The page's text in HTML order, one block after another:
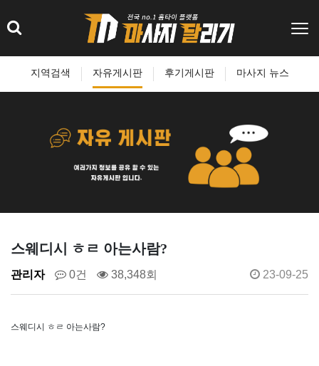
지역검색 자유게시판 후기게시판 마사지 뉴스
스웨디시 ㅎㄹ 아는사람?
관리자 0건 38,348회 23-09-25
스웨디시 ㅎㄹ 아는사람?